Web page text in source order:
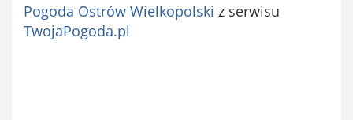
Pogoda Ostrów Wielkopolski z serwisu
TwojaPogoda.pl